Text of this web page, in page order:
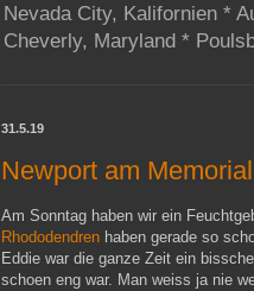
Nevada City, Kalifornien *
Cheverly, Maryland *
31.5.19
Newport am
Am Sonntag haben wir ein
Rhododendren haben gerade so
Eddie war die ganze Zeit ein
schoen eng war. Man weiss ja nie